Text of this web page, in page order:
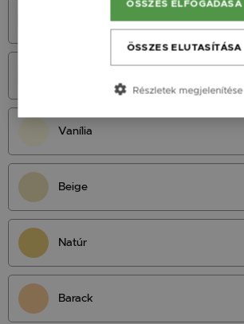
Vanília
Beige
Natúr
Barack
ÖSSZES ELFOGADÁSA
ÖSSZES ELUTASÍTÁSA
Részletek megjelenítése